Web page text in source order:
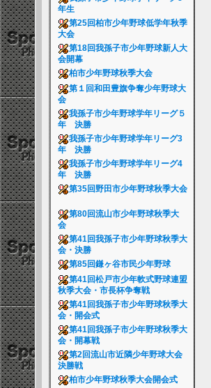
年生
第25回柏市少年野球低学年秋季
大会
第18回我孫子市少年野球新人大
会開幕
柏市少年野球秋季大会
第１回和田豊旗争奪少年野球大
会
我孫子市少年野球学年リーグ５
年 決勝
我孫子市少年野球学年リーグ3
年 決勝
我孫子市少年野球学年リーグ4
年 決勝
第35回野田市少年野球秋季大会
第80回流山市少年野球秋季大
会
第41回我孫子市少年野球秋季大
会・決勝
第85回鎌ヶ谷市民少年野球
第41回松戸市少年軟式野球連盟
秋季大会・市長杯争奪戦
第41回我孫子市少年野球秋季大
会・開会式
第41回我孫子市少年野球秋季大
会・開幕戦
第2回流山市近隣少年野球大会
決勝戦
柏市少年野球秋季大会開会式